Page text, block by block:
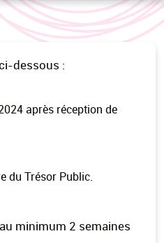
dessous :
après réception de
du Trésor Public.
au minimum 2 semaines